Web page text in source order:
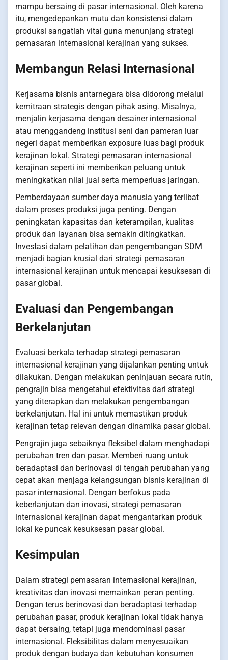
mampu bersaing di pasar internasional. Oleh karena
itu, mengedepankan mutu dan konsistensi dalam
produksi sangatlah vital guna menunjang strategi
pemasaran internasional kerajinan yang sukses.
Membangun Relasi Internasional
Kerjasama bisnis antarnegara bisa didorong melalui
kemitraan strategis dengan pihak asing. Misalnya,
menjalin kerjasama dengan desainer internasional
atau menggandeng institusi seni dan pameran luar
negeri dapat memberikan exposure luas bagi produk
kerajinan lokal. Strategi pemasaran internasional
kerajinan seperti ini memberikan peluang untuk
meningkatkan nilai jual serta memperluas jaringan.
Pemberdayaan sumber daya manusia yang terlibat
dalam proses produksi juga penting. Dengan
peningkatan kapasitas dan keterampilan, kualitas
produk dan layanan bisa semakin ditingkatkan.
Investasi dalam pelatihan dan pengembangan SDM
menjadi bagian krusial dari strategi pemasaran
internasional kerajinan untuk mencapai kesuksesan di
pasar global.
Evaluasi dan Pengembangan
Berkelanjutan
Evaluasi berkala terhadap strategi pemasaran
internasional kerajinan yang dijalankan penting untuk
dilakukan. Dengan melakukan peninjauan secara rutin,
pengrajin bisa mengetahui efektivitas dari strategi
yang diterapkan dan melakukan pengembangan
berkelanjutan. Hal ini untuk memastikan produk
kerajinan tetap relevan dengan dinamika pasar global.
Pengrajin juga sebaiknya fleksibel dalam menghadapi
perubahan tren dan pasar. Memberi ruang untuk
beradaptasi dan berinovasi di tengah perubahan yang
cepat akan menjaga kelangsungan bisnis kerajinan di
pasar internasional. Dengan berfokus pada
keberlanjutan dan inovasi, strategi pemasaran
internasional kerajinan dapat mengantarkan produk
lokal ke puncak kesuksesan pasar global.
Kesimpulan
Dalam strategi pemasaran internasional kerajinan,
kreativitas dan inovasi memainkan peran penting.
Dengan terus berinovasi dan beradaptasi terhadap
perubahan pasar, produk kerajinan lokal tidak hanya
dapat bersaing, tetapi juga mendominasi pasar
internasional. Fleksibilitas dalam menyesuaikan
produk dengan budaya dan kebutuhan konsumen